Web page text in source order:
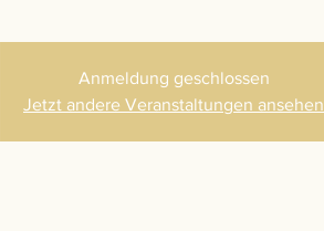
Anmeldung geschlossen
Jetzt andere Veranstaltungen ansehen